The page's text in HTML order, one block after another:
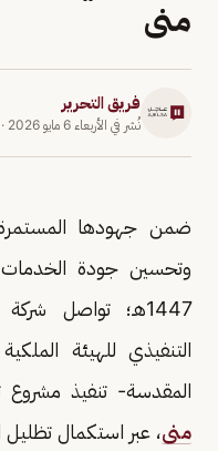
منى
فريق التحرير
نُشر في الأربعاء 6 مايو 2026 ·
ضمن جهودها المستمرة
وتحسين جودة
1447هـ؛ تواصل
التنفيذي للهيئة
المقدسة- تنفيذ
منى، عبر استكمال تظليل